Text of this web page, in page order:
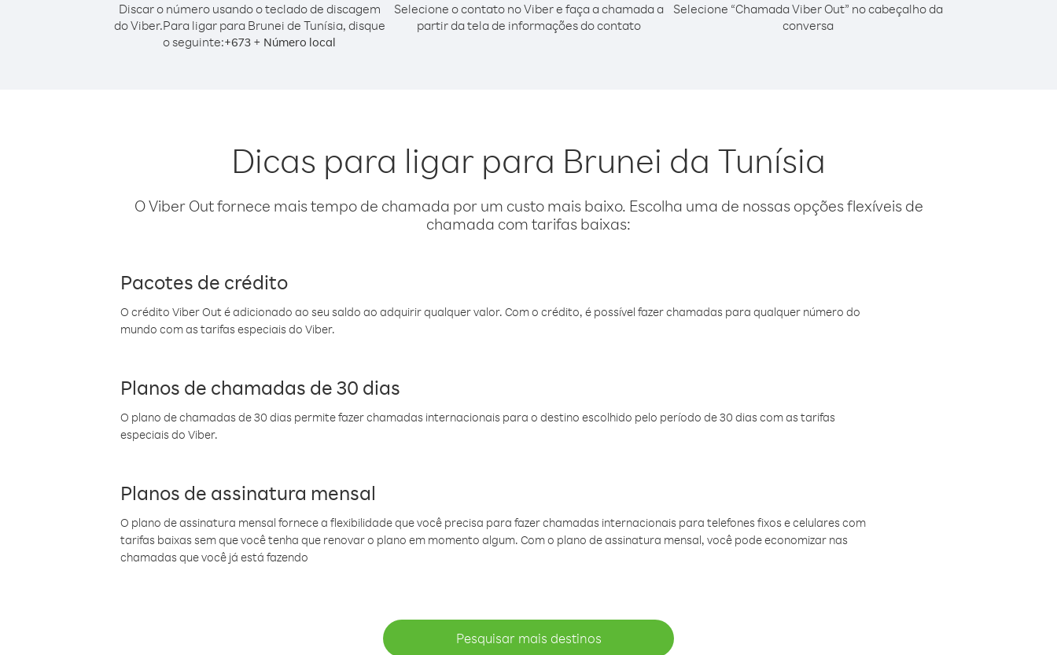
Discar o número usando o teclado de discagem
do Viber.Para ligar para Brunei de Tunísia, disque
o seguinte:+673 + Número local
Selecione o contato no Viber e faça a chamada a
partir da tela de informações do contato
Selecione “Chamada Viber Out” no cabeçalho da
conversa
Dicas para ligar para Brunei da Tunísia
O Viber Out fornece mais tempo de chamada por um custo mais baixo. Escolha uma de nossas opções flexíveis de
chamada com tarifas baixas:
Pacotes de crédito
O crédito Viber Out é adicionado ao seu saldo ao adquirir qualquer valor. Com o crédito, é possível fazer chamadas para qualquer número do
mundo com as tarifas especiais do Viber.
Planos de chamadas de 30 dias
O plano de chamadas de 30 dias permite fazer chamadas internacionais para o destino escolhido pelo período de 30 dias com as tarifas
especiais do Viber.
Planos de assinatura mensal
O plano de assinatura mensal fornece a flexibilidade que você precisa para fazer chamadas internacionais para telefones fixos e celulares com
tarifas baixas sem que você tenha que renovar o plano em momento algum. Com o plano de assinatura mensal, você pode economizar nas
chamadas que você já está fazendo
Pesquisar mais destinos